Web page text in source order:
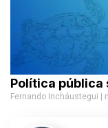
Política pública
Fernando Incháustegui